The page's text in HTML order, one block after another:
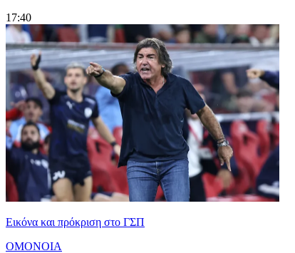
17:40
Εικόνα και πρόκριση στο ΓΣΠ
ΟΜΟΝΟΙΑ